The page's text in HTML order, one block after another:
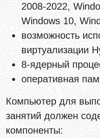
2008-2022,
Windows 10,
возможность
виртуализации
8-ядерный
оперативная
Компьютер для
занятий должен
компоненты: